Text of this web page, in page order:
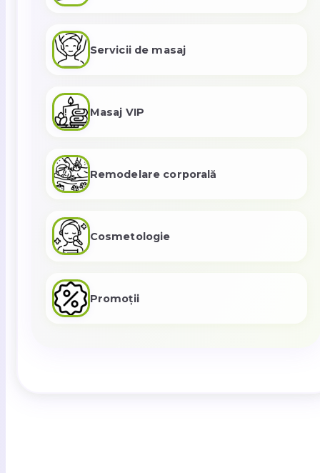
Servicii de masaj
Masaj VIP
Remodelare corporală
Cosmetologie
Promoții